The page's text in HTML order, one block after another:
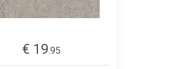
€ 19.95